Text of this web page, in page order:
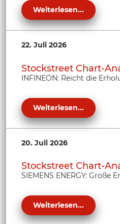
Weiterlesen...
22. Juli 2026
Stockstreet Chart-
INFINEON: Reicht die
Weiterlesen...
20. Juli 2026
Stockstreet Chart-
SIEMENS ENERGY: Große
Weiterlesen...